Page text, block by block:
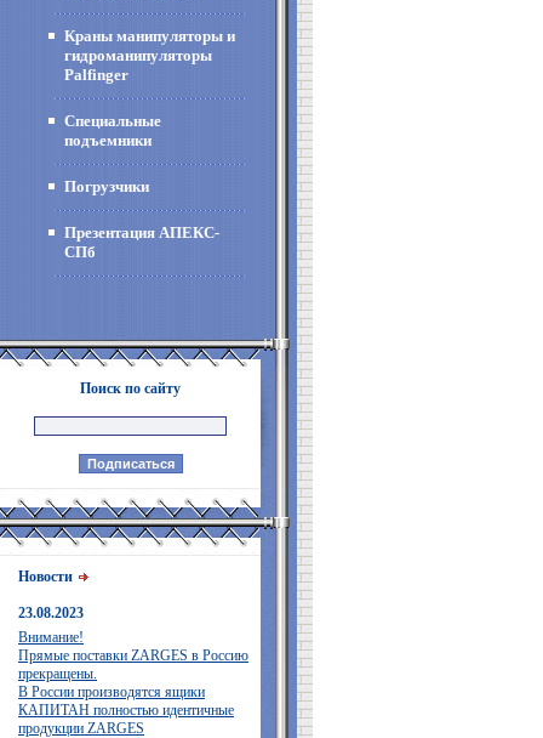
Краны манипуляторы и
гидроманипуляторы
Palfinger
Специальные
подъемники
Погрузчики
Презентация АПЕКС-
СПб
Поиск по сайту
Новости
23.08.2023
Внимание!
Прямые поставки ZARGES в Россию
прекращены.
В России производятся ящики
КАПИТАН полностью идентичные
продукции ZARGES